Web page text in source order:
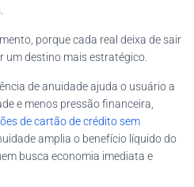
porque cada real deixa de sair
destino mais estratégico.
de anuidade ajuda o usuário a
e menos pressão financeira,
de cartão de crédito sem
amplia o benefício líquido do
busca economia imediata e